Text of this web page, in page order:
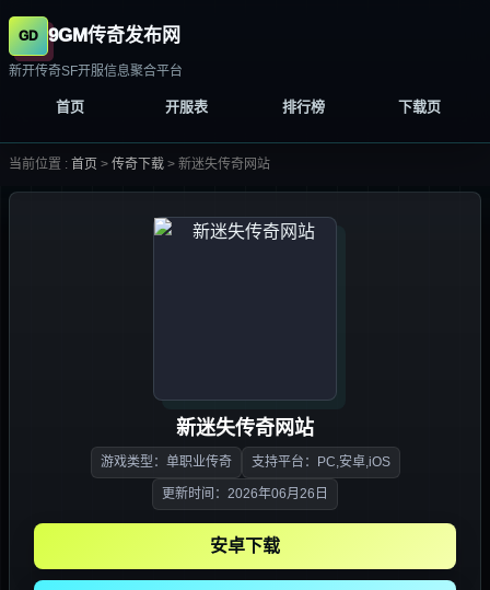
9GM传奇发布网
新开传奇SF开服信息聚合平台
首页 开服表 排行榜 下载页
当前位置 : 首页 > 传奇下载 > 新迷失传奇网站
新迷失传奇网站
游戏类型：单职业传奇 支持平台：PC,安卓,iOS
更新时间：2026年06月26日
安卓下载